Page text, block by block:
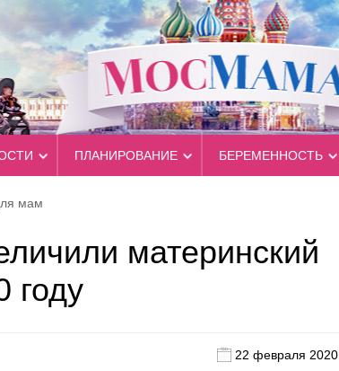
ПЛАНИРОВАНИЕ БЕРЕМЕННОСТЬ
мам
материнский
году
22 февраля 2020